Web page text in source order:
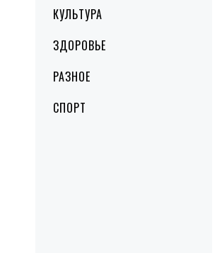
КУЛЬТУРА
ЗДОРОВЬЕ
РАЗНОЕ
СПОРТ